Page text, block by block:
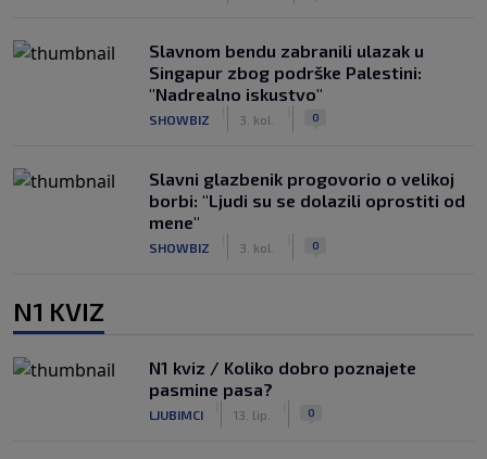
Slavnom bendu zabranili ulazak u
Singapur zbog podrške Palestini:
"Nadrealno iskustvo"
SHOWBIZ 3. kol. 0
Slavni glazbenik progovorio o velikoj
borbi: "Ljudi su se dolazili oprostiti od
mene"
SHOWBIZ 3. kol. 0
N1 KVIZ
N1 kviz / Koliko dobro poznajete
pasmine pasa?
LJUBIMCI 13. lip. 0